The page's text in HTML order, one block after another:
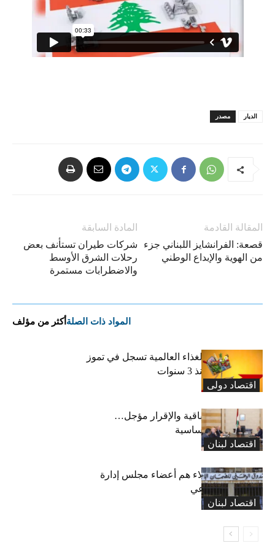
مصدر الديار
المادة السابقة
شركات طيران تستأنف بعض
رحلات الشرق الأوسط
والاضطرابات مستمرة
المقالة القادمة
قصعة: الفرانشايز اللبناني جزء
من الهوية والإبداع الوطني
المواد ذات الصلة أكثر من مؤلف
اقتصاد دولی
“الفاو”: أسعار الغذاء العالمية تسجل في تموز
أعلى مستوى منذ 3 سنوات
اقتصاد لبنان
رسوم النفايات باقية والإقرار مؤجل…
واستثناء لمواد أساسية
اقتصاد لبنان
بعد 19 عاماً: هؤلاء هم أعضاء مجلس إدارة
الضمان الاجتماعي